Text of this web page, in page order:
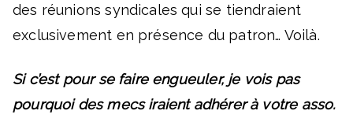
des réunions syndicales qui se tiendraient
exclusivement en présence du patron… Voilà.
Si c’est pour se faire engueuler, je vois pas
pourquoi des mecs iraient adhérer à votre asso.